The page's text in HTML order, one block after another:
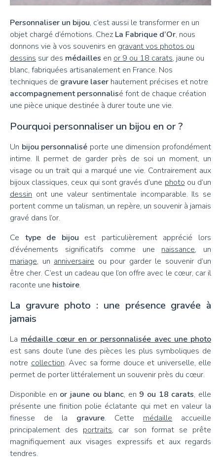
Personnaliser un bijou, c’est aussi le transformer en un
objet chargé d’émotions. Chez La Fabrique d’Or, nous
donnons vie à vos souvenirs en gravant vos photos ou
dessins sur des médailles en or 9 ou 18 carats, jaune ou
blanc, fabriquées artisanalement en France. Nos
techniques de gravure laser hautement précises et notre
accompagnement personnalisé font de chaque création
une pièce unique destinée à durer toute une vie.
Pourquoi personnaliser un bijou en or ?
Un bijou personnalisé porte une dimension profondément
intime. Il permet de garder près de soi un moment, un
visage ou un trait qui a marqué une vie. Contrairement aux
bijoux classiques, ceux qui sont gravés d’une photo ou d’un
dessin ont une valeur sentimentale incomparable. Ils se
portent comme un talisman, un repère, un souvenir à jamais
gravé dans l’or.
Ce type de bijou est particulièrement apprécié lors
d’événements significatifs comme une naissance, un
mariage, un anniversaire ou pour garder le souvenir d’un
être cher. C’est un cadeau que l’on offre avec le cœur, car il
raconte une histoire.
La gravure photo : une présence gravée à
jamais
La médaille cœur en or personnalisée avec une photo
est sans doute l’une des pièces les plus symboliques de
notre collection. Avec sa forme douce et universelle, elle
permet de porter littéralement un souvenir près du cœur.
Disponible en or jaune ou blanc, en 9 ou 18 carats, elle
présente une finition polie éclatante qui met en valeur la
finesse de la gravure. Cette médaille accueille
principalement des portraits, car son format se prête
magnifiquement aux visages expressifs et aux regards
tendres.